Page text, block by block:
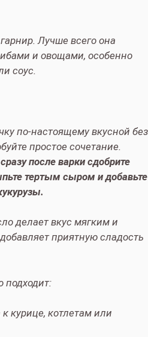
Лучше всего она
и овощами, особенно
соус.
по-настоящему вкусной без
простое сочетание.
после варки сдобрите
тертым сыром и добавьте
делает вкус мягким и
приятную сладость
подходит:
курице, котлетам или